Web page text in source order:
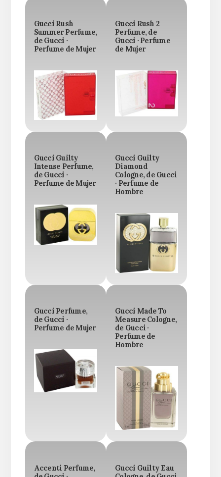
Gucci Rush
Summer Perfume,
de Gucci ·
Perfume de Mujer
Gucci Rush 2
Perfume, de
Gucci · Perfume
de Mujer
Gucci Guilty
Intense Perfume,
de Gucci ·
Perfume de Mujer
Gucci Guilty
Diamond
Cologne, de Gucci
· Perfume de
Hombre
Gucci Perfume,
de Gucci ·
Perfume de Mujer
Gucci Made To
Measure Cologne,
de Gucci ·
Perfume de
Hombre
Accenti Perfume,
Gucci Guilty Eau